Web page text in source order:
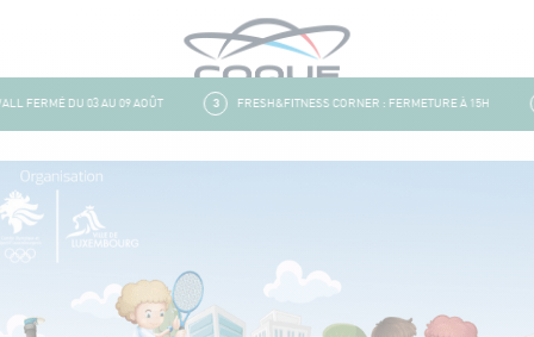
FERMÉ DU 03 AU 09 AOÛT FRESH&FITNESS CORNER : FERMETURE À 15H